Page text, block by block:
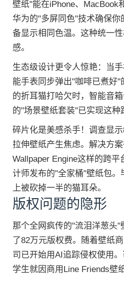
壁纸"能在iPhone、MacBook
华为的"多屏同色"技术确保你
备显示相同色温。这种统一
感。
生态级设计更令人惊艳：当
能手表同步弹出"咖啡已煮好"
的折耳猫打哈欠时，智能音
的"场景壁纸套装"已实现这种
碎片化是美感杀手！调查显
拉伸壁纸产生焦虑。解决方
Wallpaper Engine这样的跨
计师发布的"全家桶"壁纸包。
上被砍掉一半的猫耳朵。
版权问题的隐形
那个全网疯传的"流泪洋葱头
了82万元版权费。随着壁纸
司已开始用AI追踪侵权使用
学生就因商用Line Friends壁